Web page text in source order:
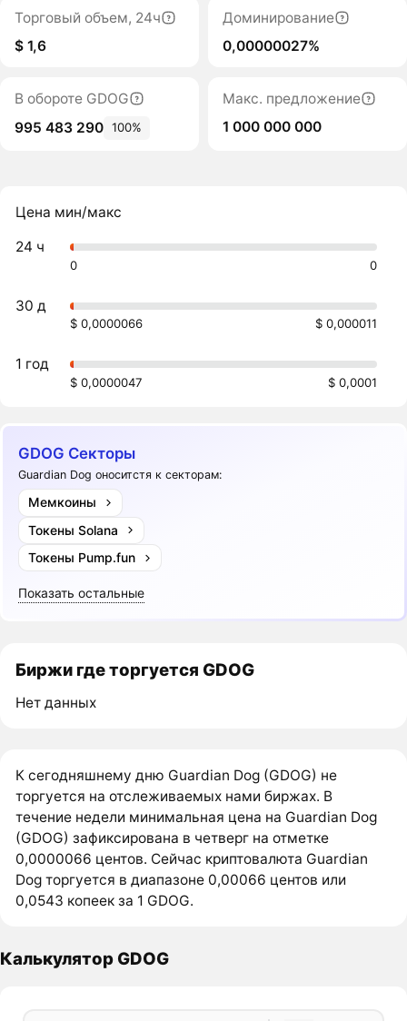
Торговый объем, 24ч
$ 1,6
Доминирование
0,00000027%
В обороте GDOG
995 483 290 100%
Макс. предложение
1 000 000 000
Цена мин/макс
24 ч
0 0
30 д
$ 0,0000066 $ 0,000011
1 год
$ 0,0000047 $ 0,0001
GDOG Секторы
Guardian Dog оноситстя к секторам:
Мемкоины
Токены Solana
Токены Pump.fun
Показать остальные
Биржи где торгуется GDOG
Нет данных
К сегодняшнему дню Guardian Dog (GDOG) не
торгуется на отслеживаемых нами биржах. В
течение недели минимальная цена на Guardian Dog
(GDOG) зафиксирована в четверг на отметке
0,0000066 центов. Сейчас криптовалюта Guardian
Dog торгуется в диапазоне 0,00066 центов или
0,0543 копеек за 1 GDOG.
Калькулятор GDOG